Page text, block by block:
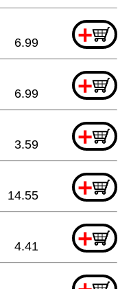
+
6.99
+
6.99
+
3.59
+
14.55
+
4.41